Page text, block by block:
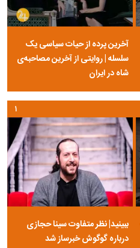
آخرین پرده از حیات سیاسی یک
سلسله | روایتی از آخرین مصاحبه‌ی
شاه در ایران
ببینید| نظر متفاوت سینا حجازی
درباره گوگوش خبرساز شد
۱